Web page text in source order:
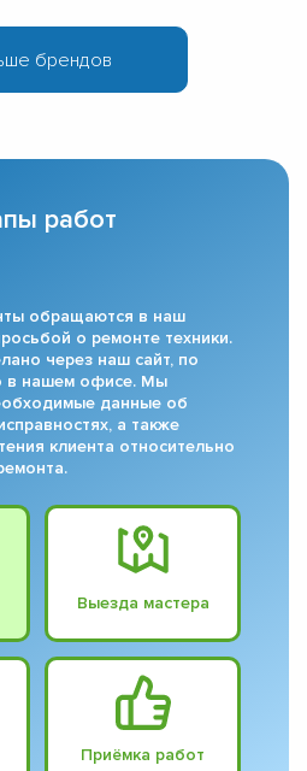
работ
обращаются в наш
о ремонте техники.
через наш сайт, по
в нашем офисе. Мы
данные об
а также
клиента относительно
Выезда мастера
Приёмка работ